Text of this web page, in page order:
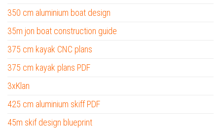
350 cm aluminium boat design
35m jon boat construction guide
375 cm kayak CNC plans
375 cm kayak plans PDF
3xKlan
425 cm aluminium skiff PDF
45m skif design blueprint